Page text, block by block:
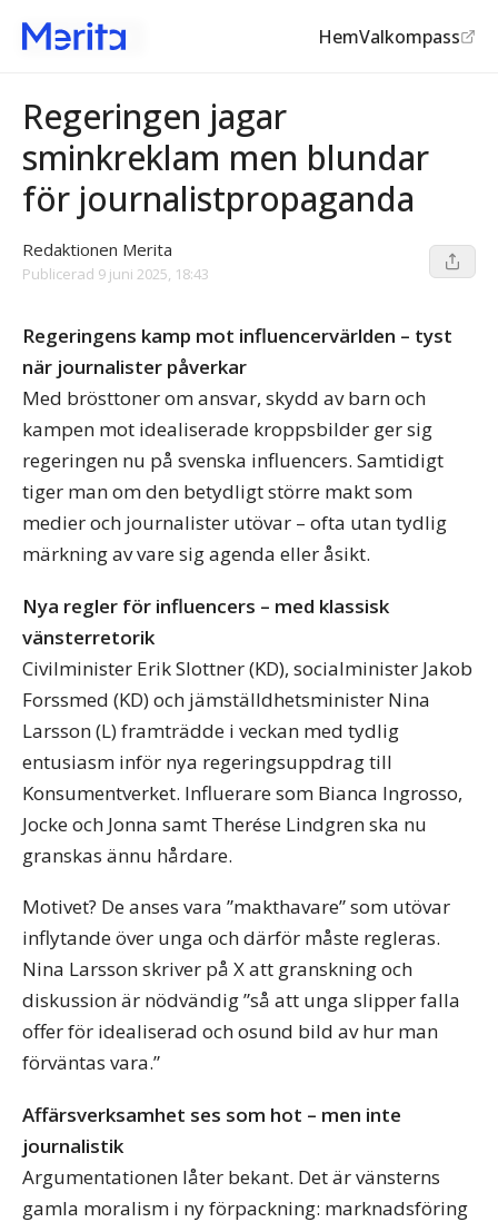
HemValkompass
Regelkrånglet
Regeringen jagar
sminkreklam men blundar
för journalistpropaganda
Redaktionen Merita
Publicerad 9 juni 2025, 18:43
Regeringens kamp mot influencervärlden – tyst
när journalister påverkar
Med brösttoner om ansvar, skydd av barn och
kampen mot idealiserade kroppsbilder ger sig
regeringen nu på svenska influencers. Samtidigt
tiger man om den betydligt större makt som
medier och journalister utövar – ofta utan tydlig
märkning av vare sig agenda eller åsikt.
Nya regler för influencers – med klassisk
vänsterretorik
Civilminister Erik Slottner (KD), socialminister Jakob
Forssmed (KD) och jämställdhetsminister Nina
Larsson (L) framträdde i veckan med tydlig
entusiasm inför nya regeringsuppdrag till
Konsumentverket. Influerare som Bianca Ingrosso,
Jocke och Jonna samt Therése Lindgren ska nu
granskas ännu hårdare.
Motivet? De anses vara ”makthavare” som utövar
inflytande över unga och därför måste regleras.
Nina Larsson skriver på X att granskning och
diskussion är nödvändig ”så att unga slipper falla
offer för idealiserad och osund bild av hur man
förväntas vara.”
Affärsverksamhet ses som hot – men inte
journalistik
Argumentationen låter bekant. Det är vänsterns
gamla moralism i ny förpackning: marknadsföring